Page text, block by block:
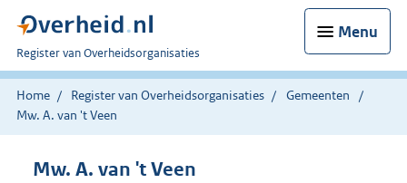
Menu
U
bent
nu
hier:
Register van Overheidsorganisaties
Home Register van Overheidsorganisaties
Gemeenten
Mw. A. van 't Veen
Mw. A. van 't Veen